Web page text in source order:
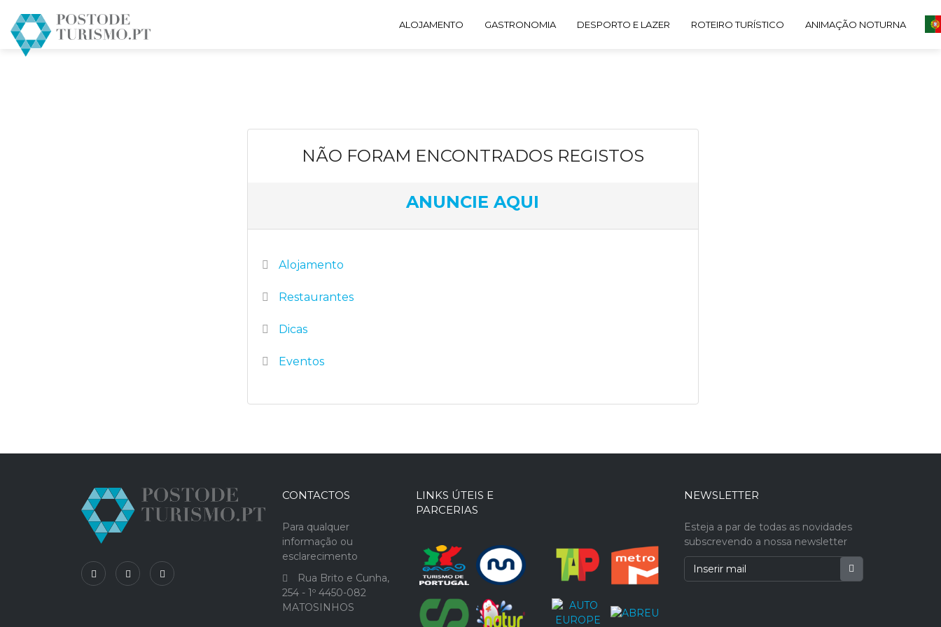
ALOJAMENTO GASTRONOMIA DESPORTO E LAZER ROTEIRO TURÍSTICO ANIMAÇÃO NOTURNA
NÃO FORAM ENCONTRADOS REGISTOS
ANUNCIE AQUI
Alojamento
Restaurantes
Dicas
Eventos
CONTACTOS
Para qualquer
informação ou
esclarecimento
Rua Brito e Cunha,
254 - 1º 4450-082
MATOSINHOS
LINKS ÚTEIS E
PARCERIAS
NEWSLETTER
Esteja a par de todas as novidades
subscrevendo a nossa newsletter